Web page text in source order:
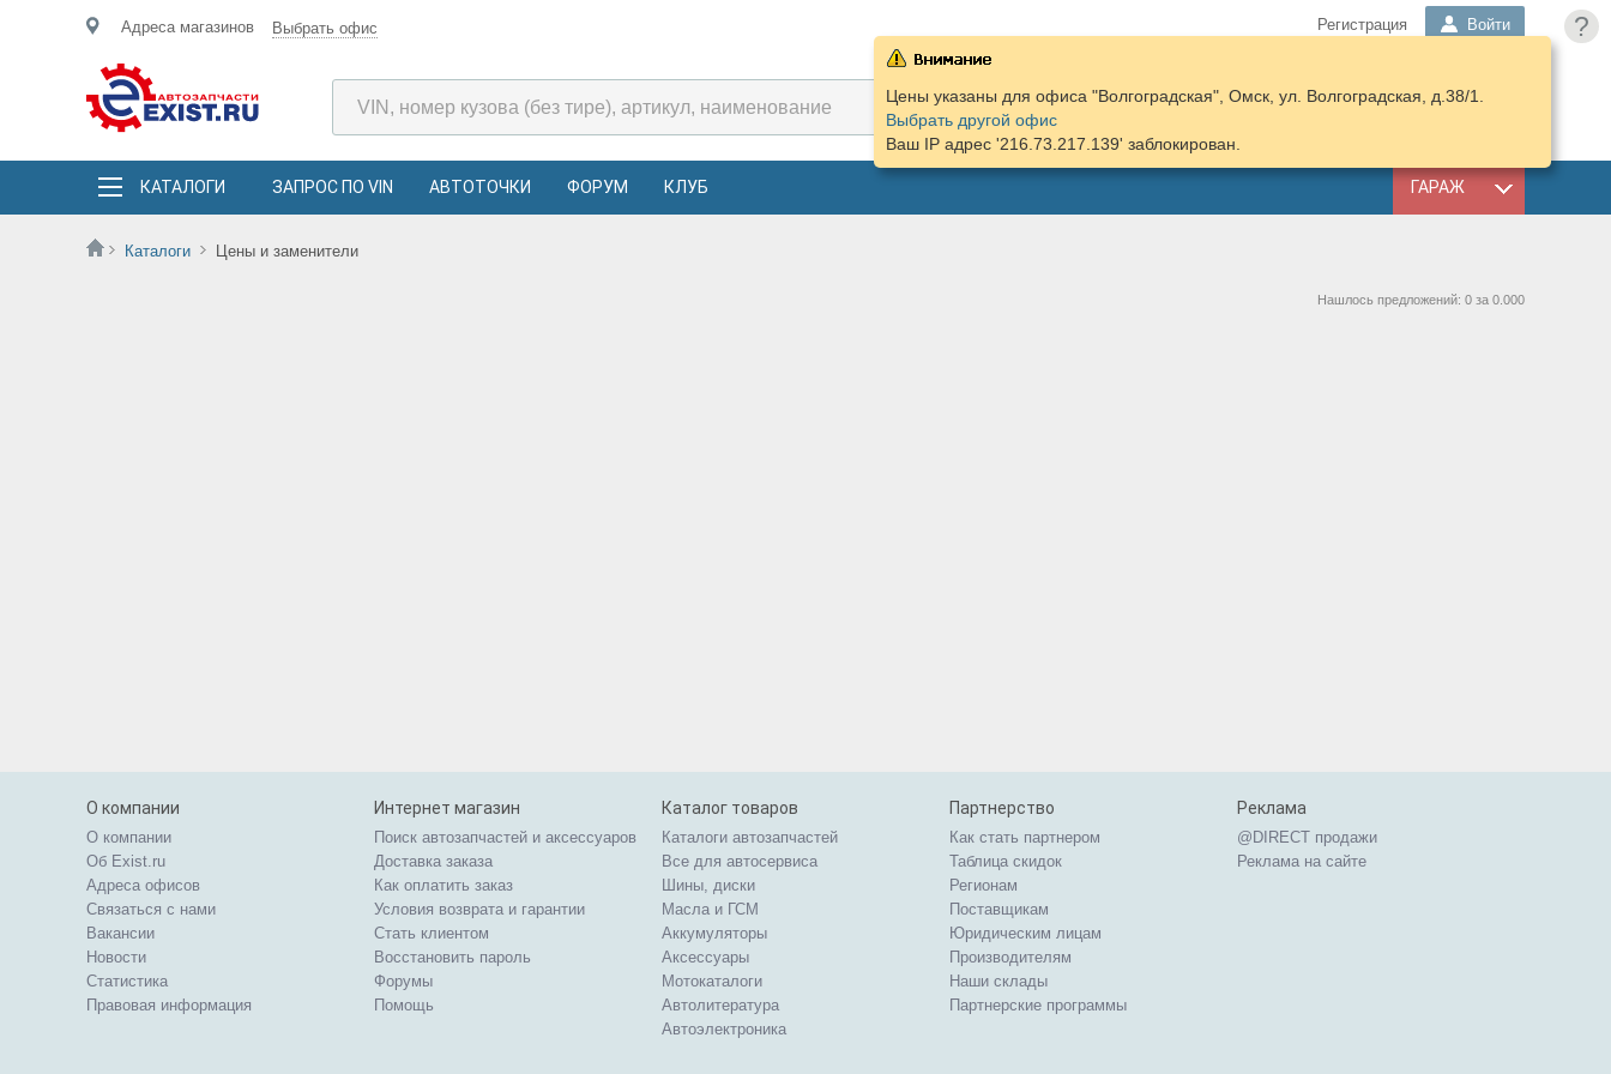
?
Адреса магазинов Выбрать офис Регистрация Войти
КОРЗИНА
ПОДОБРАТЬ
КАТАЛОГИ ЗАПРОС ПО VIN АВТОТОЧКИ ФОРУМ КЛУБ ГАРАЖ
Каталоги Цены и заменители
Цены указаны для офиса "Волгоградская", Омск, ул. Волгоградская, д.38/1.
Выбрать другой офис
Ваш IP адрес '216.73.217.139' заблокирован.
Нашлось предложений: 0 за 0.000
О компании
О компании
Об Exist.ru
Адреса офисов
Связаться с нами
Вакансии
Новости
Статистика
Правовая информация
Интернет магазин
Поиск автозапчастей и аксессуаров
Доставка заказа
Как оплатить заказ
Условия возврата и гарантии
Стать клиентом
Восстановить пароль
Форумы
Помощь
Каталог товаров
Каталоги автозапчастей
Все для автосервиса
Шины, диски
Масла и ГСМ
Аккумуляторы
Аксессуары
Мотокаталоги
Автолитература
Автоэлектроника
Партнерство
Как стать партнером
Таблица скидок
Регионам
Поставщикам
Юридическим лицам
Производителям
Наши склады
Партнерские программы
Реклама
@DIRECT продажи
Реклама на сайте